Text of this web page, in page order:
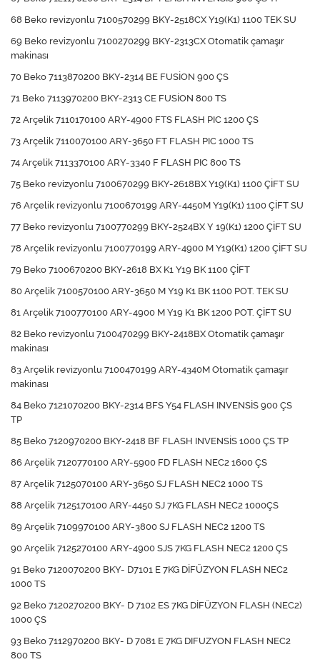
68 Beko revizyonlu 7100570299 BKY-2518CX Y19(K1) 1100 TEK SU
69 Beko revizyonlu 7100270299 BKY-2313CX Otomatik çamaşır
makinası
70 Beko 7113870200 BKY-2314 BE FUSİON 900 ÇS
71 Beko 7113970200 BKY-2313 CE FUSİON 800 TS
72 Arçelik 7110170100 ARY-4900 FTS FLASH PIC 1200 ÇS
73 Arçelik 7110070100 ARY-3650 FT FLASH PIC 1000 TS
74 Arçelik 7113370100 ARY-3340 F FLASH PIC 800 TS
75 Beko revizyonlu 7100670299 BKY-2618BX Y19(K1) 1100 ÇİFT SU
76 Arçelik revizyonlu 7100670199 ARY-4450M Y19(K1) 1100 ÇİFT SU
77 Beko revizyonlu 7100770299 BKY-2524BX Y 19(K1) 1200 ÇİFT SU
78 Arçelik revizyonlu 7100770199 ARY-4900 M Y19(K1) 1200 ÇİFT SU
79 Beko 7100670200 BKY-2618 BX K1 Y19 BK 1100 ÇİFT
80 Arçelik 7100570100 ARY-3650 M Y19 K1 BK 1100 POT. TEK SU
81 Arçelik 7100770100 ARY-4900 M Y19 K1 BK 1200 POT. ÇİFT SU
82 Beko revizyonlu 7100470299 BKY-2418BX Otomatik çamaşır
makinası
83 Arçelik revizyonlu 7100470199 ARY-4340M Otomatik çamaşır
makinası
84 Beko 7121070200 BKY-2314 BFS Y54 FLASH INVENSİS 900 ÇS
TP
85 Beko 7120970200 BKY-2418 BF FLASH INVENSİS 1000 ÇS TP
86 Arçelik 7120770100 ARY-5900 FD FLASH NEC2 1600 ÇS
87 Arçelik 7125070100 ARY-3650 SJ FLASH NEC2 1000 TS
88 Arçelik 7125170100 ARY-4450 SJ 7KG FLASH NEC2 1000ÇS
89 Arçelik 7109970100 ARY-3800 SJ FLASH NEC2 1200 TS
90 Arçelik 7125270100 ARY-4900 SJS 7KG FLASH NEC2 1200 ÇS
91 Beko 7120070200 BKY- D7101 E 7KG DİFÜZYON FLASH NEC2
1000 TS
92 Beko 7120270200 BKY- D 7102 ES 7KG DİFÜZYON FLASH (NEC2)
1000 ÇS
93 Beko 7112970200 BKY- D 7081 E 7KG DIFUZYON FLASH NEC2
800 TS